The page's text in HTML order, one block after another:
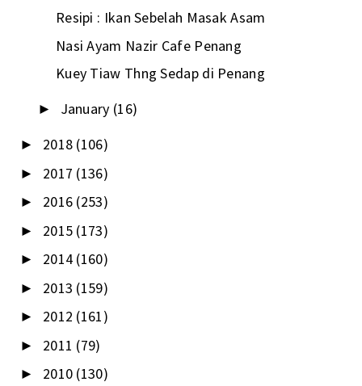
Resipi : Ikan Sebelah Masak Asam
Nasi Ayam Nazir Cafe Penang
Kuey Tiaw Thng Sedap di Penang
► January (16)
► 2018 (106)
► 2017 (136)
► 2016 (253)
► 2015 (173)
► 2014 (160)
► 2013 (159)
► 2012 (161)
► 2011 (79)
► 2010 (130)